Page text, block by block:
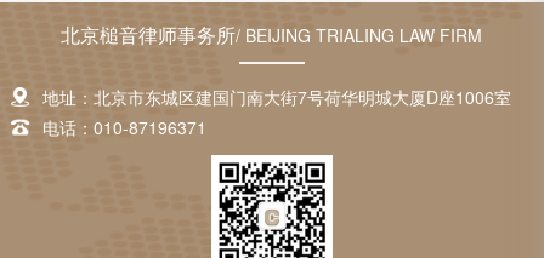
北京槌音律师事务所/ BEIJING TRIALING LAW FIRM
地址：北京市东城区建国门南大街7号荷华明城大厦D座1006室
电话：010-87196371